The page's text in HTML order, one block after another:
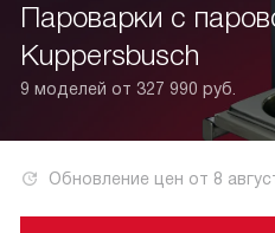
Пароварки с
Kuppersbusch
9 моделей от 327 990 руб.
Обновление цен от 8